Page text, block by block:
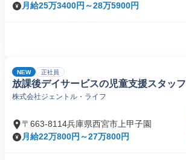
月給25万3400円～28万5900円
NEW 正社員
放課後デイサービスの児童支援スタッフ
株式会社ジェントル・ライフ
〒663-8114兵庫県西宮市上甲子園
月給22万800円～27万800円